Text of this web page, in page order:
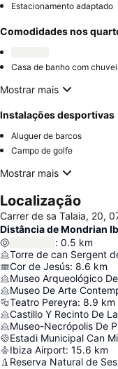
Estacionamento adaptado
Comodidades nos
Casa de banho com
Mostrar mais
Instalações desportivas
Aluguer de barcos
Campo de golfe
Mostrar mais
Localização
Carrer de sa Talaia, 20,
Distância de Mondrian
: 0.5 km
Torre de can Sergent
Cor de Jesús: 8.6 km
Museo Arqueológico
Museo De Arte
Teatro Pereyra: 8.9 km
Castillo Y Recinto De
Museo-Necrópolis De
Estadi Municipal Can
Ibiza Airport: 15.6 km
Reserva Natural de